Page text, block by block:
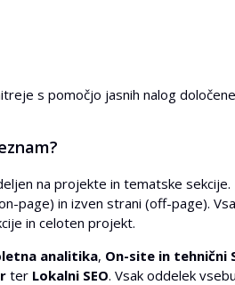
s pomočjo jasnih nalog
na projekte in tematske
page) in izven strani (off-page).
in celoten projekt.
analitika, On-site in tehnični
ter Lokalni SEO. Vsak oddelek